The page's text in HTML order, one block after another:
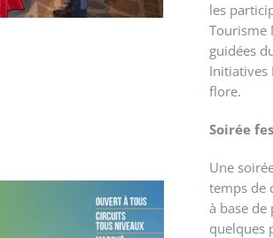
les
Tourisme
guidées
Initiatives
flore.
Soirée
Une
temps de
à base
quelques